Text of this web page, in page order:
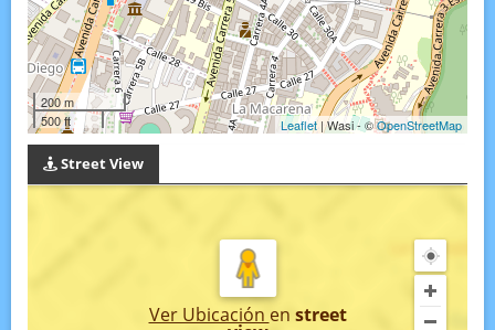
200 m
500 ft
Leaflet| Wasi - ©OpenStreetMap
Street View
Ver Ubicación en street